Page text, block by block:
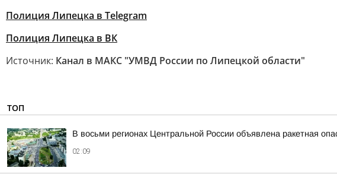
Полиция Липецка в Telegram
Полиция Липецка в ВК
Источник: Канал в МАКС "УМВД России по Липецкой области"
ТОП
В восьми регионах Центральной России объявлена ракетная
02:09